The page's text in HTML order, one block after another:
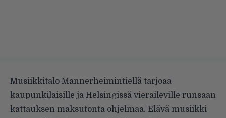
Musiikkitalo Mannerheimintiellä tarjoaa
kaupunkilaisille ja Helsingissä vieraileville runsaan
kattauksen maksutonta ohjelmaa. Elävä musiikki